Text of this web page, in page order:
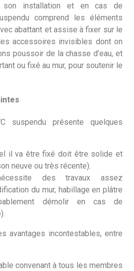
son installation et en cas de
comprend les éléments
abattant et assise à fixer sur le
accessoires invisibles dont on
poussoir de la chasse d’eau, et
ou fixé au mur, pour soutenir le
suspendu présente quelques
il va être fixé doit être solide et
neuve ou très récente).
des travaux assez
du mur, habillage en plâtre
démolir en cas de
avantages incontestables, entre
convenant à tous les membres